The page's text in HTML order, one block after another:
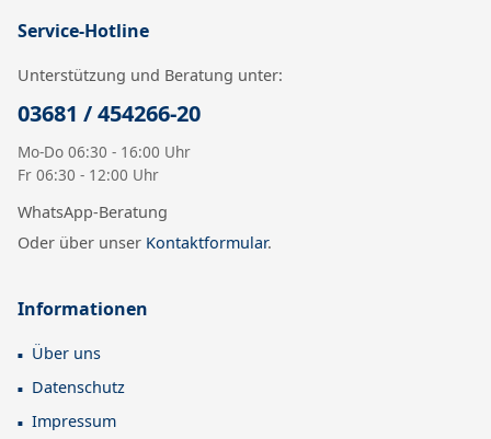
Service-Hotline
Unterstützung und Beratung unter:
03681 / 454266-20
Mo-Do 06:30 - 16:00 Uhr
Fr 06:30 - 12:00 Uhr
WhatsApp-Beratung
Oder über unser Kontaktformular.
Informationen
Über uns
Datenschutz
Impressum